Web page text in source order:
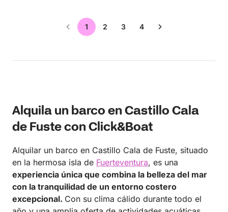
1 2 3 4
Alquila un barco en Castillo Cala
de Fuste con Click&Boat
Alquilar un barco en Castillo Cala de Fuste, situado
en la hermosa isla de Fuerteventura, es una
experiencia única que combina la belleza del mar
con la tranquilidad de un entorno costero
excepcional. Con su clima cálido durante todo el